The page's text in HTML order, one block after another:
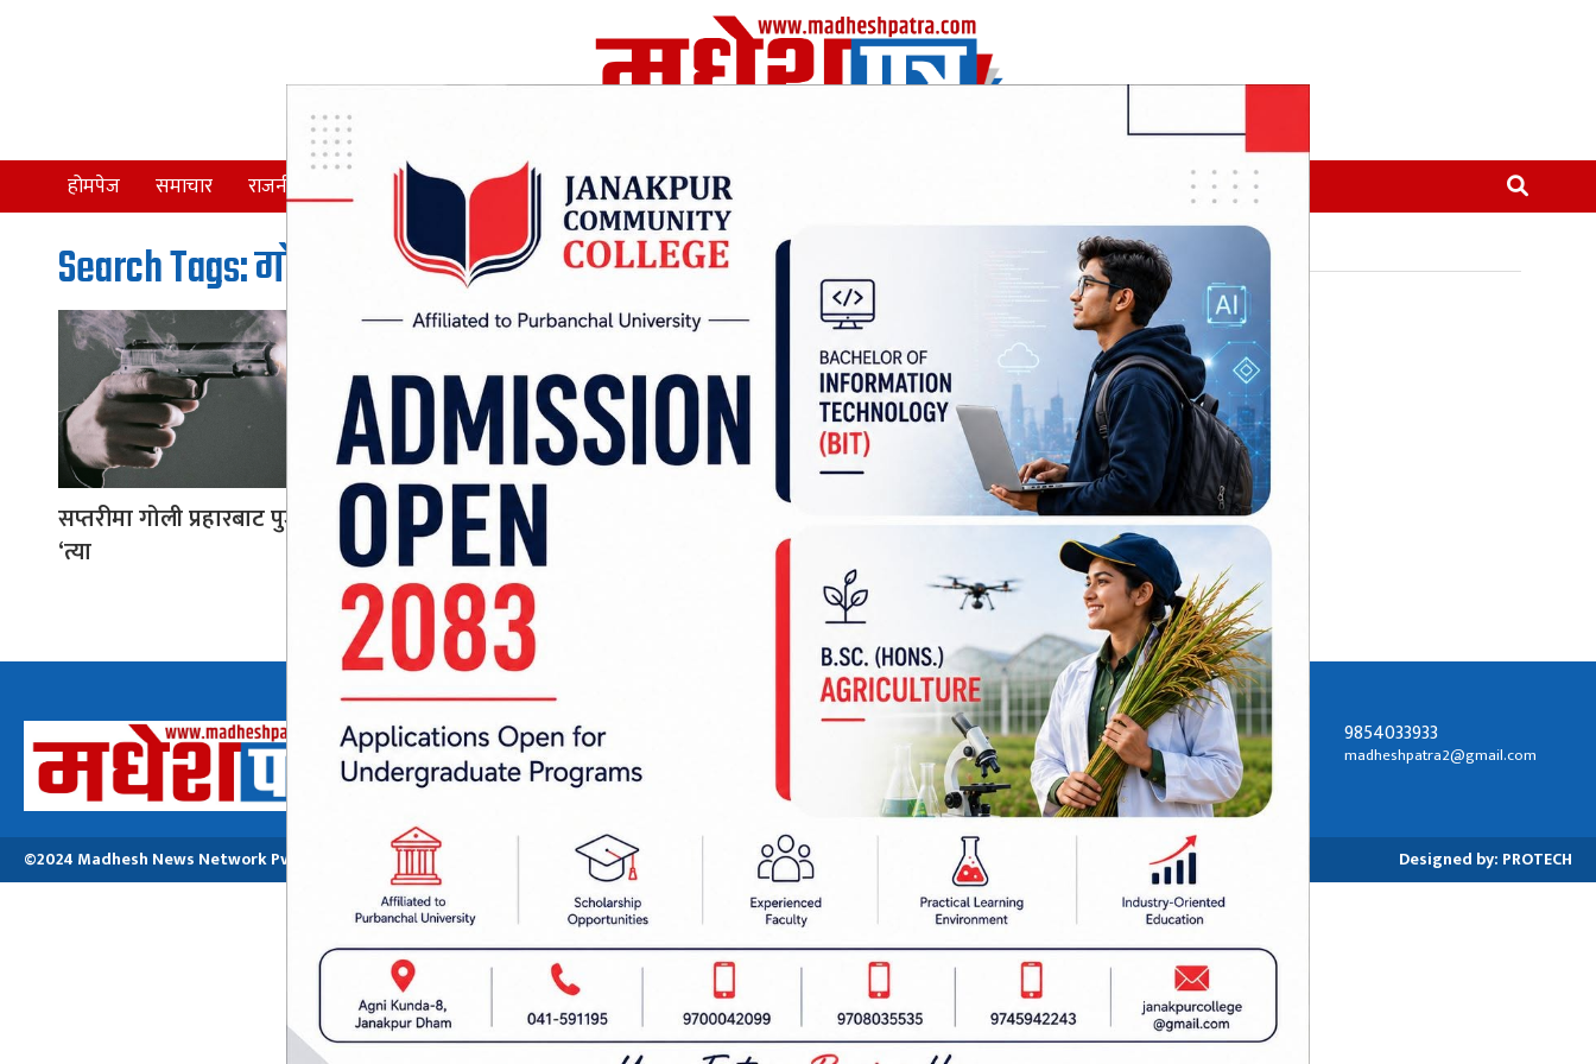
होमपेज समाचार राजनीति समाज देश विचार अर्थ/वाणिज शिक्षा थप
Search Tags: गोलि प्रहार
सप्तरीमा गोली प्रहारबाट पुजारीको ह
‘त्या
धनुषामा लागुऔषध कारोबारी पक्राउ,
प्रहरीको गोलीमा एक घाइते
सिरहामा लागुऔषधसहित भारतीय
नागरिक पक्राउ, भाग्न खोजेपछि प्रहरीले
चलायो गोली
अध्यक्ष तथा प्रबन्ध निर्देशक:
मनोजकुमार मोरबैता
सम्पर्क ठेगाना:
जनकपुरधाम-२, धनुषा
9854033933
madheshpatra2@gmail.com
©2024 Madhesh News Network Pvt. ltd | All Rights Reserved. Designed by: PROTECH